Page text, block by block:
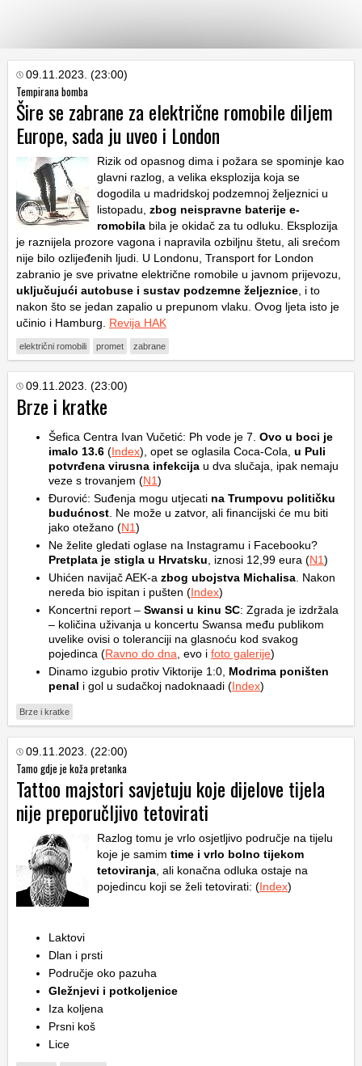
KATEGORIJE
HRVATSKI
WEB
09.11.2023. (23:00)
Tempirana bomba
Šire se zabrane za električne romobile diljem
Europe, sada ju uveo i London
Rizik od opasnog dima i požara se spominje kao
glavni razlog, a velika eksplozija koja se
dogodila u madridskoj podzemnoj željeznici u
listopadu, zbog neispravne baterije e-
romobila bila je okidač za tu odluku. Eksplozija
je raznijela prozore vagona i napravila ozbiljnu štetu, ali srećom
nije bilo ozlijeđenih ljudi. U Londonu, Transport for London
zabranio je sve privatne električne romobile u javnom prijevozu,
uključujući autobuse i sustav podzemne željeznice , i to
nakon što se jedan zapalio u prepunom vlaku. Ovog ljeta isto je
učinio i Hamburg. Revija HAK
električni romobili promet zabrane
09.11.2023. (23:00)
Brze i kratke
Šefica Centra Ivan Vučetić: Ph vode je 7. Ovo u boci je
imalo 13.6 (Index), opet se oglasila Coca-Cola, u Puli
potvrđena virusna infekcija u dva slučaja, ipak nemaju
veze s trovanjem (N1)
Đurović: Suđenja mogu utjecati na Trumpovu političku
budućnost . Ne može u zatvor, ali financijski će mu biti
jako otežano (N1)
Ne želite gledati oglase na Instagramu i Facebooku?
Pretplata je stigla u Hrvatsku , iznosi 12,99 eura (N1)
Uhićen navijač AEK-a zbog ubojstva Michalisa . Nakon
nereda bio ispitan i pušten (Index)
Koncertni report – Swansi u kinu SC: Zgrada je izdržala
– količina uživanja u koncertu Swansa među publikom
uvelike ovisi o toleranciji na glasnoću kod svakog
pojedinca (Ravno do dna , evo i foto galerije)
Dinamo izgubio protiv Viktorije 1:0, Modrima poništen
penal i gol u sudačkoj nadoknaadi (Index)
Brze i kratke
09.11.2023. (22:00)
Tamo gdje je koža pretanka
Tattoo majstori savjetuju koje dijelove tijela
nije preporučljivo tetovirati
Razlog tomu je vrlo osjetljivo područje na tijelu
koje je samim time i vrlo bolno tijekom
tetoviranja , ali konačna odluka ostaje na
pojedincu koji se želi tetovirati: (Index)
Laktovi
Dlan i prsti
Područje oko pazuha
Gležnjevi i potkoljenice
Iza koljena
Prsni koš
Lice